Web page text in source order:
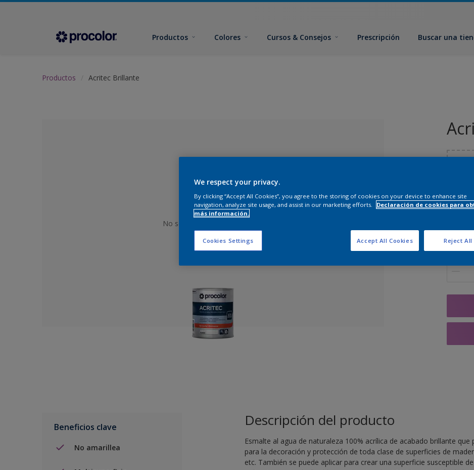
Productos Colores Cursos & Consejos Prescripción Buscar una
Productos Acritec Brillante
No se ha seleccionado el color
Beneficios clave
No amarillea
Descripción del producto
Esmalte al agua de naturaleza 100% acrílica de acabado brillante
para la decoración y protección de toda clase de superficies de
etc. También se puede aplicar para crear una superficie susceptible
We respect your privacy.
By clicking “Accept All Cookies”, you agree to the storing of cookies on your device to enhance site
navigation, analyze site usage, and assist in our marketing efforts.
Declaración de cookies para
más información.
Cookies Settings Reject All
Accept All Cookies